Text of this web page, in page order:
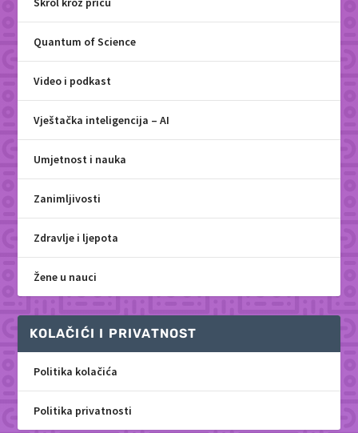
Quantum of Science
Video i podkast
Vještačka inteligencija – AI
Umjetnost i nauka
Zanimljivosti
Zdravlje i ljepota
Žene u nauci
KOLAČIĆI I PRIVATNOST
Politika kolačića
Politika privatnosti